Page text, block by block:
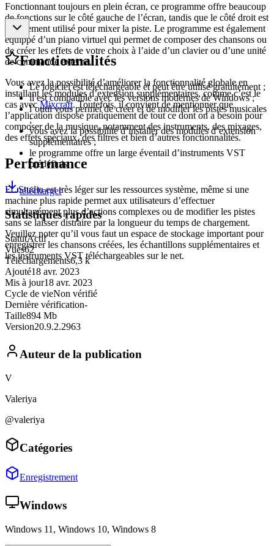
Fonctionnant toujours en plein écran, ce programme offre beaucoup
de fonctions sur le côté gauche de l’écran, tandis que le côté droit est
uniquement utilisé pour mixer la piste. Le programme est également
équippé d’un piano virtuel qui permet de composer des chansons ou
de créer les effets de votre choix à l’aide d’un clavier ou d’une unité
de commande externe.
Vous avez la possibilité d’améliorer la fonctionnalité globale en
installant les modules d’extension supplémentaires, comme c’est le
cas avecMixcraft. Toutefois, il convient de mentionner que
l’application dispose pratiquement de tout ce dont on a besoin pour
composer de la musique, notamment des instruments, des mixages,
des effets spéciaux, des filtres et bien d’autres fonctionnalités.
Performance
FL Studio est très léger sur les ressources système, même si une
machine plus rapide permet aux utilisateurs d’effectuer
simultanément plus d’actions complexes ou de modifier les pistes
sans se laisser distraire par la longueur du temps de chargement.
Veuillez noter qu’il vous faut un espace de stockage important pour
enregistrer les chansons créées, les échantillons supplémentaires et
les instruments VST téléchargeables sur le net.
Fonctionnalités
Le logiciel est téléchargeable et peut être utilisé gratuitement ;
il est compatible avec les versions modernes de Windows ;
l’outil vous permet de créer et de modifier les pistes musicales
;
vous avez la possibilité d’installer des modules d’extension
supplémentaires ;
le programme offre un large éventail d’instruments VST
prédéfinis.
télécharger
Statistiques rapides
StatutActif
Vues62
Téléchargements6,3 k
Ajouté18 avr. 2023
Mis à jour18 avr. 2023
Cycle de vieNon vérifié
Dernière vérification-
Taille894 Mb
Version20.9.2.2963
Auteur de la publication
V
Valeriya
@valeriya
Catégories
Enregistrement
Windows
Windows 11, Windows 10, Windows 8